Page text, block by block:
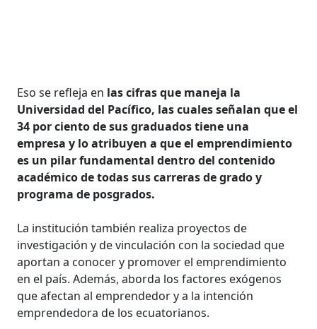
Eso se refleja en las cifras que maneja la
Universidad del Pacífico, las cuales señalan que el
34 por ciento de sus graduados tiene una
empresa y lo atribuyen a que el emprendimiento
es un pilar fundamental dentro del contenido
académico de todas sus carreras de grado y
programa de posgrados.
La institución también realiza proyectos de
investigación y de vinculación con la sociedad que
aportan a conocer y promover el emprendimiento
en el país. Además, aborda los factores exógenos
que afectan al emprendedor y a la intención
emprendedora de los ecuatorianos.